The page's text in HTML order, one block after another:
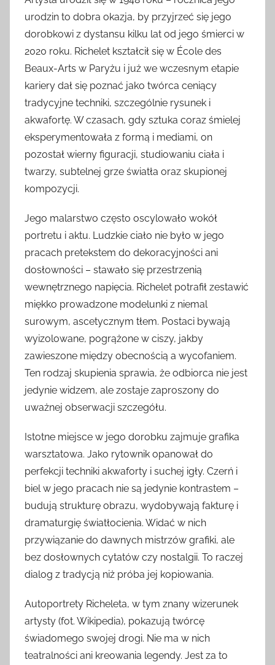
urodzin to dobra okazja, by przyjrzeć się jego
dorobkowi z dystansu kilku lat od jego śmierci w
2020 roku. Richelet kształcił się w École des
Beaux-Arts w Paryżu i już we wczesnym etapie
kariery dał się poznać jako twórca ceniący
tradycyjne techniki, szczególnie rysunek i
akwafortę. W czasach, gdy sztuka coraz śmielej
eksperymentowała z formą i mediami, on
pozostał wierny figuracji, studiowaniu ciała i
twarzy, subtelnej grze światła oraz skupionej
kompozycji.
Jego malarstwo często oscylowało wokół
portretu i aktu. Ludzkie ciało nie było w jego
pracach pretekstem do dekoracyjności ani
dosłowności – stawało się przestrzenią
wewnętrznego napięcia. Richelet potrafił zestawić
miękko prowadzone modelunki z niemal
surowym, ascetycznym tłem. Postaci bywają
wyizolowane, pogrążone w ciszy, jakby
zawieszone między obecnością a wycofaniem.
Ten rodzaj skupienia sprawia, że odbiorca nie jest
jedynie widzem, ale zostaje zaproszony do
uważnej obserwacji szczegółu.
Istotne miejsce w jego dorobku zajmuje grafika
warsztatowa. Jako rytownik opanował do
perfekcji techniki akwaforty i suchej igły. Czerń i
biel w jego pracach nie są jedynie kontrastem –
budują strukturę obrazu, wydobywają fakturę i
dramaturgię światłocienia. Widać w nich
przywiązanie do dawnych mistrzów grafiki, ale
bez dosłownych cytatów czy nostalgii. To raczej
dialog z tradycją niż próba jej kopiowania.
Autoportrety Richeleta, w tym znany wizerunek
artysty (fot. Wikipedia), pokazują twórcę
świadomego swojej drogi. Nie ma w nich
teatralności ani kreowania legendy. Jest za to